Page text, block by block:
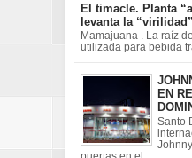
El timacle. Planta
levanta la “virilidad”
Mamajuana . La raíz
utilizada para bebida
EN
Santo